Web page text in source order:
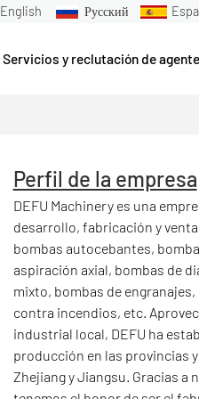
English Русский
Servicios y reclutación de
Perfil de la empresa
DEFU Machinery es una
desarrollo, fabricación y
bombas autocebantes,
aspiración axial, bombas de
mixto, bombas de
contra incendios, etc.
industrial local, DEFU ha
producción en las provincias
Zhejiang y Jiangsu. Gracias a